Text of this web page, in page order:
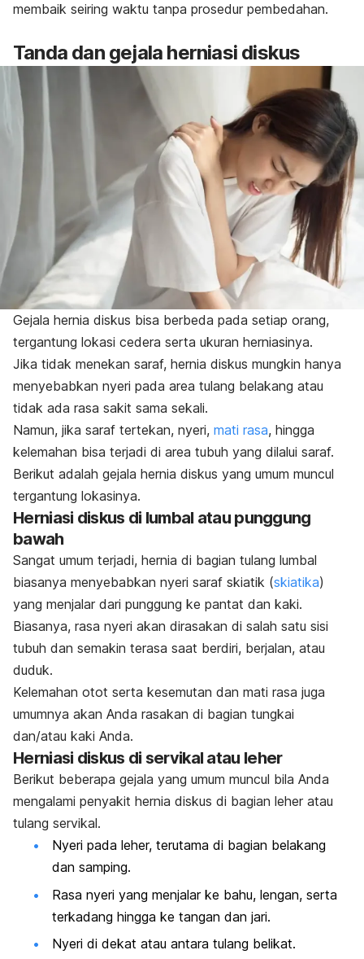
membaik seiring waktu tanpa prosedur pembedahan.
Tanda dan gejala herniasi diskus
Gejala hernia diskus bisa berbeda pada setiap orang,
tergantung lokasi cedera serta ukuran herniasinya.
Jika tidak menekan saraf, hernia diskus mungkin hanya
menyebabkan nyeri pada area tulang belakang atau
tidak ada rasa sakit sama sekali.
Namun, jika saraf tertekan, nyeri, mati rasa, hingga
kelemahan bisa terjadi di area tubuh yang dilalui saraf.
Berikut adalah gejala hernia diskus yang umum muncul
tergantung lokasinya.
Herniasi diskus di lumbal atau punggung
bawah
Sangat umum terjadi, hernia di bagian tulang lumbal
biasanya menyebabkan nyeri saraf skiatik (skiatika)
yang menjalar dari punggung ke pantat dan kaki.
Biasanya, rasa nyeri akan dirasakan di salah satu sisi
tubuh dan semakin terasa saat berdiri, berjalan, atau
duduk.
Kelemahan otot serta kesemutan dan mati rasa juga
umumnya akan Anda rasakan di bagian tungkai
dan/atau kaki Anda.
Herniasi diskus di servikal atau leher
Berikut beberapa gejala yang umum muncul bila Anda
mengalami penyakit hernia diskus di bagian leher atau
tulang servikal.
Nyeri pada leher, terutama di bagian belakang
dan samping.
Rasa nyeri yang menjalar ke bahu, lengan, serta
terkadang hingga ke tangan dan jari.
Nyeri di dekat atau antara tulang belikat.